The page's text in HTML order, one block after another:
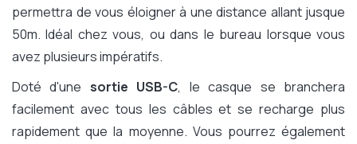
permettra de vous éloigner à une distance allant jusque
50m. Idéal chez vous, ou dans le bureau lorsque vous
avez plusieurs impératifs.
Doté d'une sortie USB-C, le casque se branchera
facilement avec tous les câbles et se recharge plus
rapidement que la moyenne. Vous pourrez également